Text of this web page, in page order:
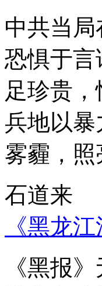
中共当
恐惧于
足珍贵
兵地以
雾霾，照
石道来
《黑龙
《黑报